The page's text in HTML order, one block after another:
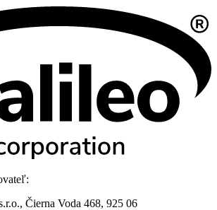
Čierna Voda 468, 925 06